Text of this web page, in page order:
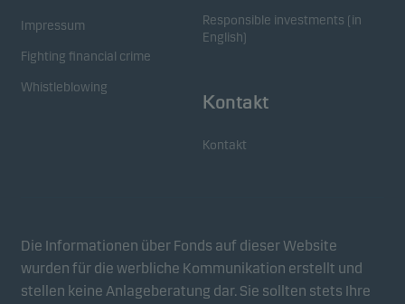
Impressum
Fighting financial crime
Whistleblowing
Responsible investments (in
English)
Kontakt
Kontakt
Die Informationen über Fonds auf dieser Website
wurden für die werbliche Kommunikation erstellt und
stellen keine Anlageberatung dar. Sie sollten stets Ihre
identifizieren und Ihr Verhalten analysieren, um
Ihnen relevante Inhalte bereitzustellen.